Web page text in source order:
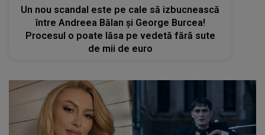
Un nou scandal este pe cale să izbucnească
între Andreea Bălan și George Burcea!
Procesul o poate lăsa pe vedetă fără sute
de mii de euro